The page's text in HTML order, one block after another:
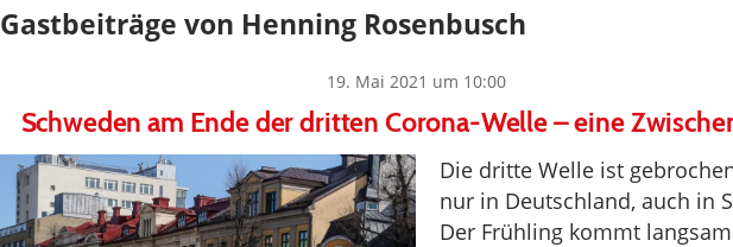
Gastbeiträge von Henning Rosenbusch
19. Mai 2021 um 10:00
Schweden am Ende der dritten Corona-Welle – eine
Die dritte Welle ist
nur in Deutschland, auch in
Der Frühling kommt